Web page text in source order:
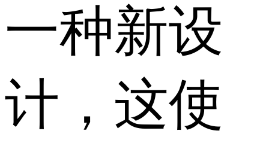
一种新设
计，这使